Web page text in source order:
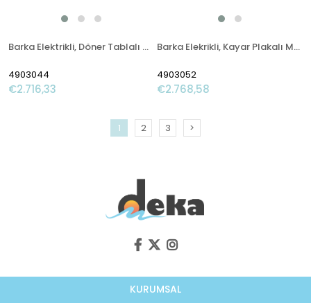
Barka Elektrikli, Döner Tablalı Masa Ayağı. 24V. 2 Kademe - 732mm
4903044
€2.716,33
Barka Elekrikli, Kayar Plakalı Masa Ayağı. 12V. 2 Kademe-700mm
4903052
€2.768,58
1 2 3 >
KURUMSAL